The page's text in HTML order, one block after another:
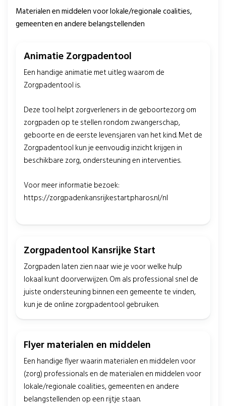
Materialen en middelen voor lokale/regionale coalities,
gemeenten en andere belangstellenden
Animatie Zorgpadentool
Een handige animatie met uitleg waarom de
Zorgpadentool is.
Deze tool helpt zorgverleners in de geboortezorg om
zorgpaden op te stellen rondom zwangerschap,
geboorte en de eerste levensjaren van het kind. Met de
Zorgpadentool kun je eenvoudig inzicht krijgen in
beschikbare zorg, ondersteuning en interventies.
Voor meer informatie bezoek:
https://zorgpadenkansrijkestart.pharos.nl/nl
Zorgpadentool Kansrijke Start
Zorgpaden laten zien naar wie je voor welke hulp
lokaal kunt doorverwijzen. Om als professional snel de
juiste ondersteuning binnen een gemeente te vinden,
kun je de online zorgpadentool gebruiken.
Flyer materialen en middelen
Een handige flyer waarin materialen en middelen voor
(zorg) professionals en de materialen en middelen voor
lokale/regionale coalities, gemeenten en andere
belangstellenden op een rijtje staan.